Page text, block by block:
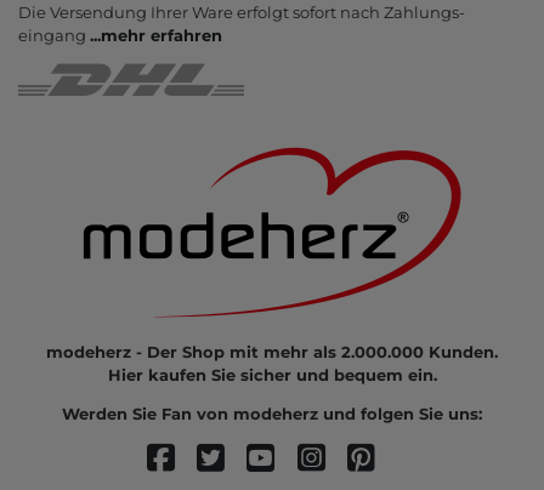
Die Ver­sendung Ihrer Ware er­folgt sofort nach Zahlungs­
eingang ...mehr erfahren
modeherz - Der Shop mit mehr als 2.000.000 Kunden.
Hier kaufen Sie sicher und bequem ein.
Werden Sie Fan von modeherz und folgen Sie uns: